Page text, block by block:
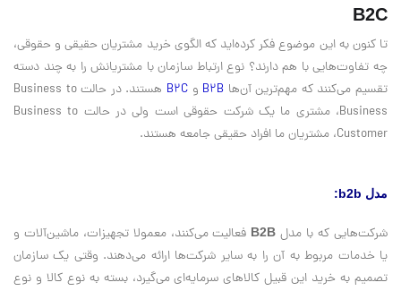
B2C
تا کنون به این موضوع فکر کرده‌اید که الگوی خرید مشتریان حقیقی و حقوقی،
چه تفاوت‌هایی با هم دارند؟ نوع ارتباط سازمان با مشتریانش را به چند دسته
تقسیم می‌کنند که مهم‌ترین آن‌ها B2B وB2C
هستند. در حالت Business to
Business، مشتری ما یک شرکت حقوقی است ولی در حالت Business to
Customer، مشتریان ما افراد حقیقی جامعه هستند.
مدل b2b:
شرکت‌هایی که با مدل B2B فعالیت می‌کنند، معمولا تجهیزات، ماشین‌آلات و
یا خدمات مربوط به آن را به سایر شرکت‌ها ارائه می‌دهند. وقتی یک سازمان
تصمیم به خرید این قبیل کالاهای سرمایه‌ای می‌گیرد، بسته به نوع کالا و نوع